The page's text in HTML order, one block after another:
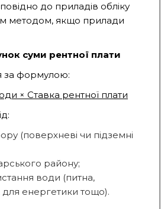
до приладів обліку
методом, якщо прилади
суми рентної плати
за формулою:
× Ставка рентної плати
(поверхневі чи підземні
району;
води (питна,
енергетики тощо).